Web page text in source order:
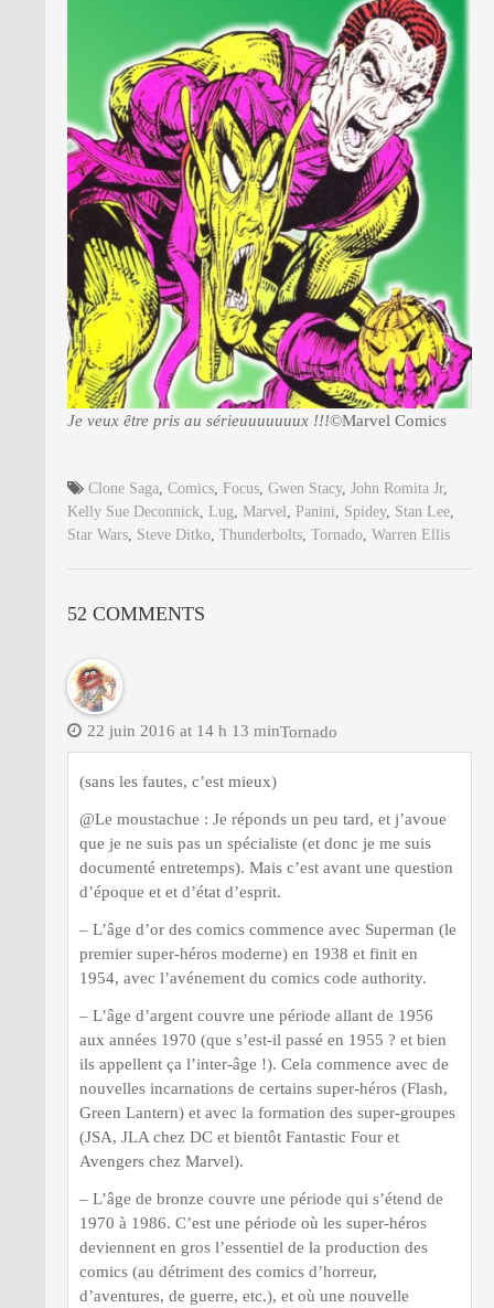
Je veux être pris au sérieuuuuuuux !!!©Marvel Comics
Clone Saga, Comics, Focus, Gwen Stacy, John Romita Jr,
Kelly Sue Deconnick, Lug, Marvel , Panini, Spidey, Stan Lee,
Star Wars, Steve Ditko, Thunderbolts, Tornado, Warren Ellis
52 COMMENTS
Tornado
22 juin 2016 at 14 h 13 min
(sans les fautes, c’est mieux)
@Le moustachue : Je réponds un peu tard, et j’avoue
que je ne suis pas un spécialiste (et donc je me suis
documenté entretemps). Mais c’est avant une question
d’époque et et d’état d’esprit.
– L’âge d’or des comics commence avec Superman (le
premier super-héros moderne) en 1938 et finit en
1954, avec l’avénement du comics code authority.
– L’âge d’argent couvre une période allant de 1956
aux années 1970 (que s’est-il passé en 1955 ? et bien
ils appellent ça l’inter-âge !). Cela commence avec de
nouvelles incarnations de certains super-héros (Flash,
Green Lantern) et avec la formation des super-groupes
(JSA, JLA chez DC et bientôt Fantastic Four et
Avengers chez Marvel).
– L’âge de bronze couvre une période qui s’étend de
1970 à 1986. C’est une période où les super-héros
deviennent en gros l’essentiel de la production des
comics (au détriment des comics d’horreur,
d’aventures, de guerre, etc.), et où une nouvelle